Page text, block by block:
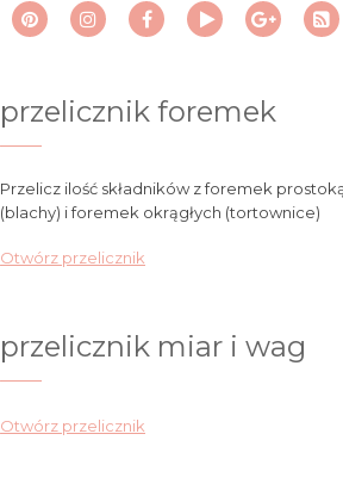
przelicznik foremek
Przelicz ilość składników z foremek
(blachy) i foremek okrągłych (tortownice)
Otwórz przelicznik
przelicznik miar i wag
Otwórz przelicznik